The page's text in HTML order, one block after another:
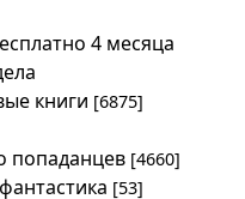
4 месяца
книги [6875]
попаданцев [4660]
[53]